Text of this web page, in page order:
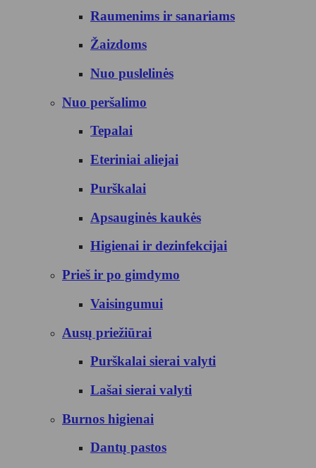
Raumenims ir sanariams
Žaizdoms
Nuo puslelinės
Nuo peršalimo
Tepalai
Eteriniai aliejai
Purškalai
Apsauginės kaukės
Higienai ir dezinfekcijai
Prieš ir po gimdymo
Vaisingumui
Ausų priežiūrai
Purškalai sierai valyti
Lašai sierai valyti
Burnos higienai
Dantų pastos